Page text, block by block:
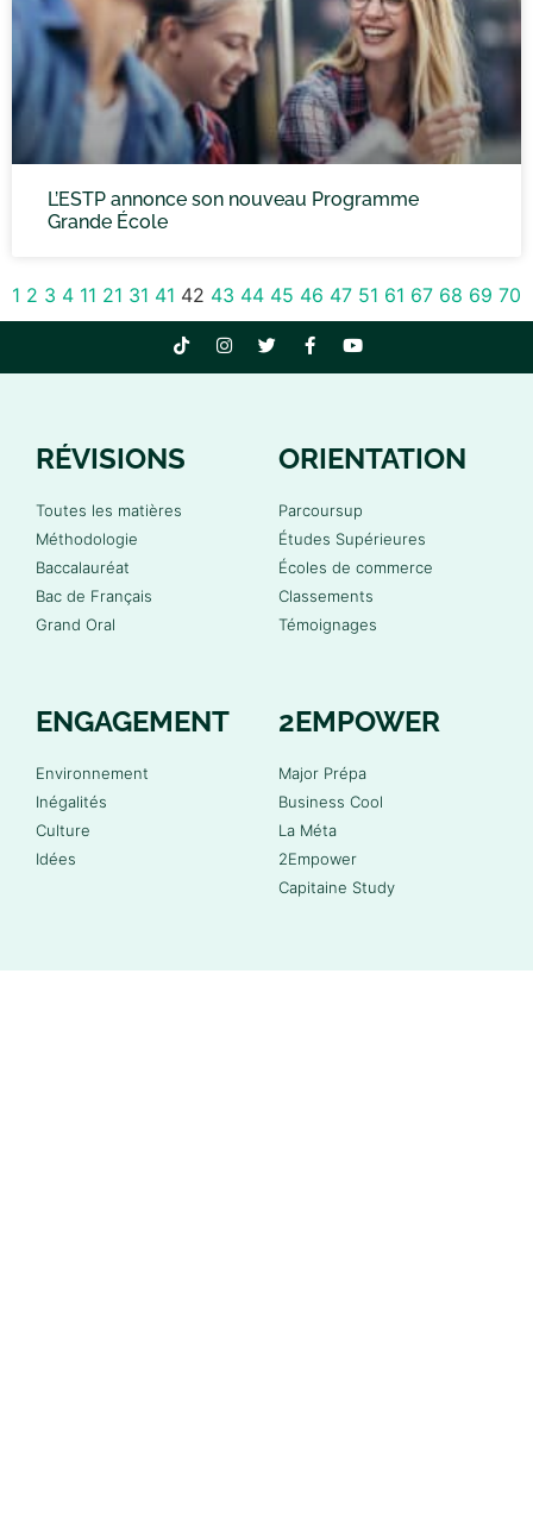
L’ESTP annonce son nouveau Programme
Grande École
1 2 3 4 11 21 31 41 42 43 44 45 46 47 51 61 67 68 69 70
RÉVISIONS
Toutes les matières
Méthodologie
Baccalauréat
Bac de Français
Grand Oral
ORIENTATION
Parcoursup
Études Supérieures
Écoles de commerce
Classements
Témoignages
ENGAGEMENT
Environnement
Inégalités
Culture
Idées
2EMPOWER
Major Prépa
Business Cool
La Méta
2Empower
Capitaine Study